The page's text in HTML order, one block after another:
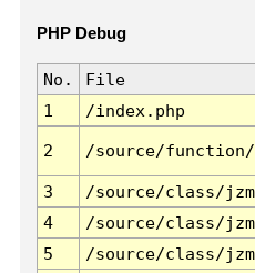
PHP Debug
No. File
1
/index.php
2 /source/function/
3 /source/class/
4
/source/class/
5
/source/class/